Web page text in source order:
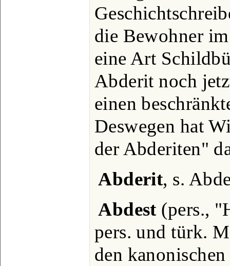
die Bewohner
eine Art
Abderit noch
einen
Deswegen hat
der Abderiten"
Abderit, s.
Abdest(pers.,
pers. und türk.
den